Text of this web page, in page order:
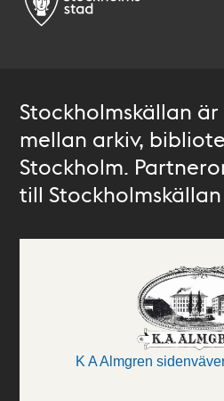
Stockholmskällan
mellan arkiv,
Stockholm.
till
K A Almgren